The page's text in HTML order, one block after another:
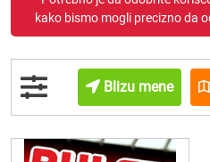
kako bismo mogli precizno da
Blizu mene